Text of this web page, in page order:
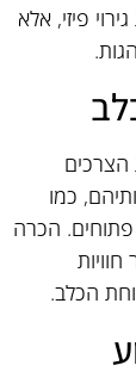
פיזי, אלא
הצרכים
כמו
הכרה
הכלב.